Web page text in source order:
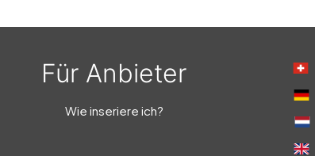
Für Anbieter
Wie inseriere ich?